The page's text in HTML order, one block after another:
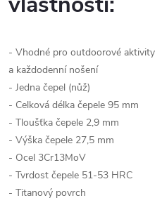
- Vhodné pro outdoorové aktivity
a každodenní nošení
- Jedna čepel (nůž)
- Celková délka čepele 95 mm
- Tloušťka čepele 2,9 mm
- Výška čepele 27,5 mm
- Ocel 3Cr13MoV
- Tvrdost čepele 51-53 HRC
- Titanový povrch